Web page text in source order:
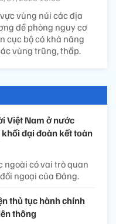
vùng núi các địa
đề phòng nguy cơ
cục bộ có khả năng
vùng trũng, thấp.
Việt Nam ở nước
đại đoàn kết toàn
ngoài có vai trò quan
ngoại của Đảng.
thủ tục hành chính
thông